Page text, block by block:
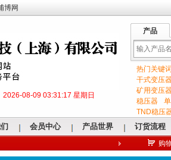
博网
2026-08-09 03:31:17 星期日
产品
输热门关键
干式变压
矿用变压
稳压器
TND稳压
会员中心 产品世界 订货流程
购